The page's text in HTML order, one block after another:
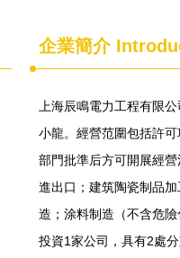
企業簡介
上海辰鳴電力工程有限
小龍。經營范圍包括許
部門批準后方可開展經
進出口；建筑陶瓷制品
造；涂料制造（不含危
投資1家公司，具有2處分